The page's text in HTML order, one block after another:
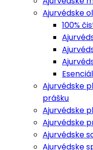
Ajurvédske
100%
Ajurvédske
prášku
Ajurvédske
Ajurvédske
Ajurvédske
Ajurvédske